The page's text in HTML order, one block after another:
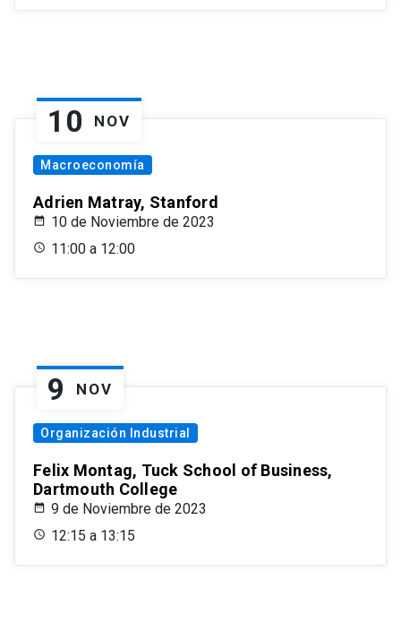
10 NOV
Macroeconomía
Adrien Matray, Stanford
10 de Noviembre de 2023
11:00 a 12:00
9 NOV
Organización Industrial
Felix Montag, Tuck School of Business,
Dartmouth College
9 de Noviembre de 2023
12:15 a 13:15